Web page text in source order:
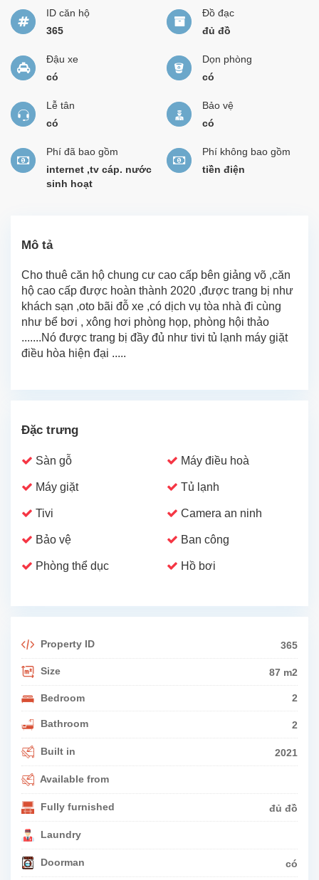
ID căn hộ
365
Đồ đạc
đủ đồ
Đậu xe
có
Dọn phòng
có
Lễ tân
có
Bảo vệ
có
Phí đã bao gồm
internet ,tv cáp. nước
sinh hoạt
Phí không bao gồm
tiền điện
Mô tả
Cho thuê căn hộ chung cư cao cấp bên giảng võ ,căn
hộ cao cấp được hoàn thành 2020 ,được trang bị như
khách sạn ,oto bãi đỗ xe ,có dịch vụ tòa nhà đi cùng
như bể bơi , xông hơi phòng họp, phòng hội thảo
.......Nó được trang bị đầy đủ như tivi tủ lạnh máy giặt
điều hòa hiện đại .....
Đặc trưng
Sàn gỗ Máy điều hoà
Máy giặt Tủ lạnh
Tivi Camera an ninh
Bảo vệ Ban công
Phòng thể dục Hồ bơi
Property ID 365
Size 87 m2
Bedroom 2
Bathroom 2
Built in 2021
Available from
Fully furnished đủ đồ
Laundry
Doorman có